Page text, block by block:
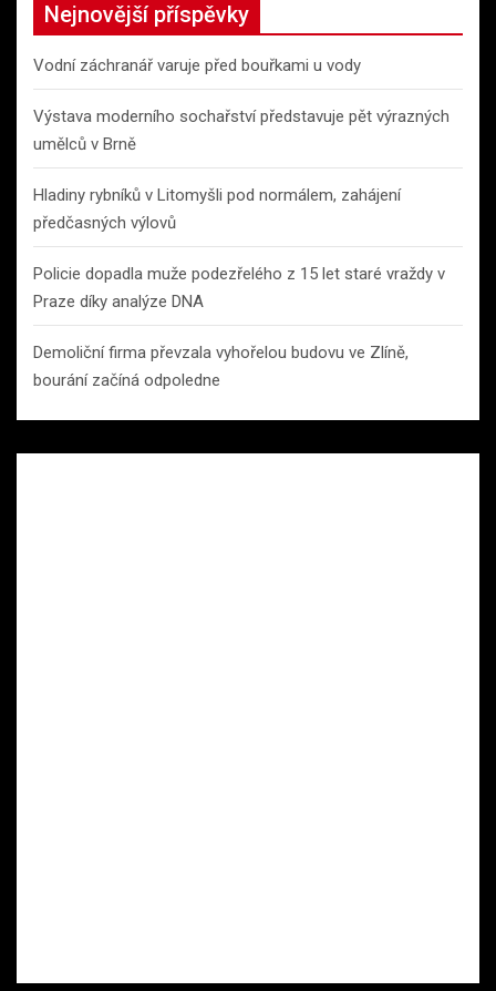
Nejnovější příspěvky
Vodní záchranář varuje před bouřkami u vody
Výstava moderního sochařství představuje pět výrazných
umělců v Brně
Hladiny rybníků v Litomyšli pod normálem, zahájení
předčasných výlovů
Policie dopadla muže podezřelého z 15 let staré vraždy v
Praze díky analýze DNA
Demoliční firma převzala vyhořelou budovu ve Zlíně,
bourání začíná odpoledne